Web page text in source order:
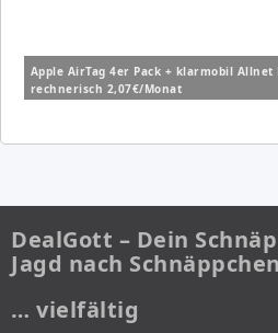
Apple AirTag 4er Pack + klarmobil Allnet
rechnerisch 2,07€/Monat
DealGott – Dein
Jagd nach
… vielfältig